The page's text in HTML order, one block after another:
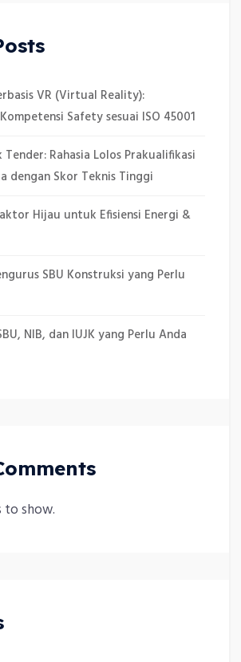
VR (Virtual Reality):
Safety sesuai ISO 45001
Rahasia Lolos Prakualifikasi
dengan Skor Teknis Tinggi
Hijau untuk Efisiensi Energi &
SBU Konstruksi yang Perlu
NIB, dan IUJK yang Perlu Anda
to show.